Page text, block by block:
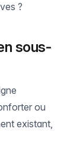
?
sous-
ou
existant,